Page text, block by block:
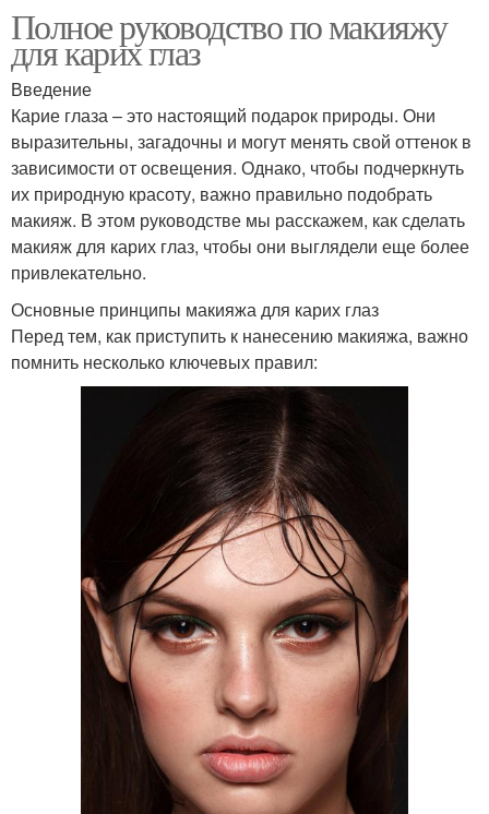
Полное руководство по макияжу
для карих глаз
Введение
Карие глаза – это настоящий подарок природы. Они
выразительны, загадочны и могут менять свой оттенок в
зависимости от освещения. Однако, чтобы подчеркнуть
их природную красоту, важно правильно подобрать
макияж. В этом руководстве мы расскажем, как сделать
макияж для карих глаз, чтобы они выглядели еще более
привлекательно.
Основные принципы макияжа для карих глаз
Перед тем, как приступить к нанесению макияжа, важно
помнить несколько ключевых правил: